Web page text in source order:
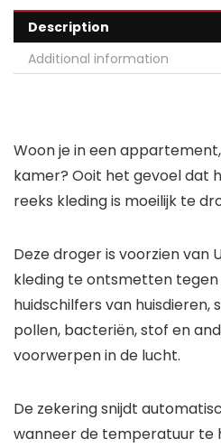
Description
Additional information
Woon je in een
kamer? Ooit het gevoel dat
reeks kleding is moeilijk te
Deze droger is voorzien van
kleding te ontsmetten tegen
huidschilfers van
pollen, bacteriën, stof en
voorwerpen in de lucht.
De zekering snijdt
wanneer de temperatuur te